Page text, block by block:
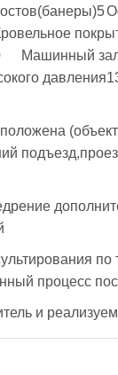
Освещение постов6	Клиентские
Шкаф управления мойкой14
процесс
и